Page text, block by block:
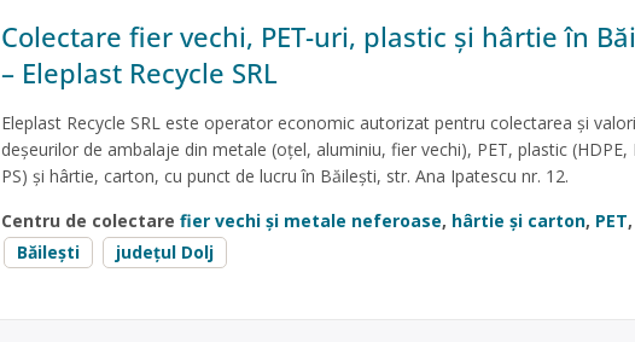
Colectare fier vechi, PET-uri, plastic și hârtie în
– Eleplast Recycle SRL
Eleplast Recycle SRL este operator economic autorizat pentru colectarea și
deșeurilor de ambalaje din metale (oțel, aluminiu, fier vechi), PET, plastic (HDPE,
PS) și hârtie, carton, cu punct de lucru în Băilești, str. Ana Ipatescu nr. 12.
Centru de colectare fier vechi și metale neferoase, hârtie și carton, PET,
Băilești
județul Dolj